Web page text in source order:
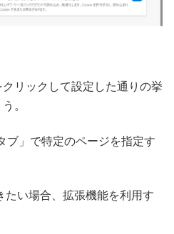
リックして設定した通りの挙
。
ブ」で特定のページを指定す
たい場合、拡張機能を利用す